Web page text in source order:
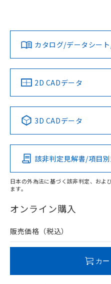
ダウンロードデータをご利用
みください。
ソフトウェアの使用条件
対応済み
中国 RoHS 注意事項・凡
Pb Hg
O
在庫等で未対応品が混在す
問い合わせください。
LR型式承認
（イギリス
船舶規格）
DNV型式承
（ノルウェ
No No
この製
その他の認証はこち
カタログ/データシー
2D CADデータ
3D CADデータ
該非判定見解書/項目
日本の外為法に基づく該非判定、およ
ます。
オンライン購入
販売価格（税込）
カ